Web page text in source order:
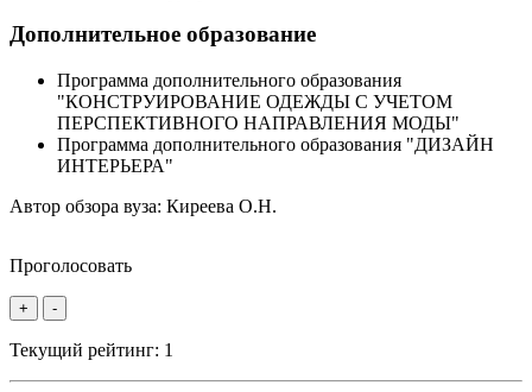
Дополнительное образование
Программа дополнительного образования
"КОНСТРУИРОВАНИЕ ОДЕЖДЫ С УЧЕТОМ
ПЕРСПЕКТИВНОГО НАПРАВЛЕНИЯ МОДЫ"
Программа дополнительного образования "ДИЗАЙН
ИНТЕРЬЕРА"
Автор обзора вуза: Киреева О.Н.
Проголосовать
+ -
Текущий рейтинг: 1